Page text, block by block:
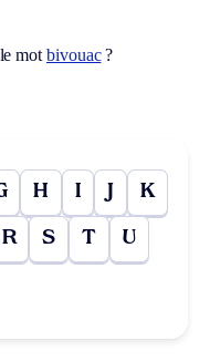
mot bivouac?
H I J K
R S T U